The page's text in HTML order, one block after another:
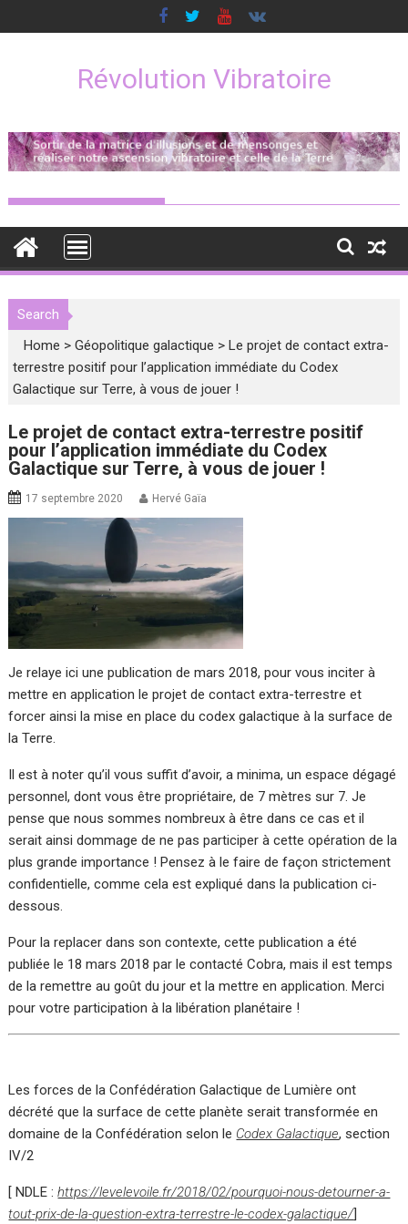
to
Révolution Vibratoire
Search
Home >Géopolitique galactique >Le projet de contact extra-
terrestre positif pour l’application immédiate du Codex
Galactique sur Terre, à vous de jouer !
Le projet de contact extra-terrestre positif
pour l’application immédiate du Codex
Galactique sur Terre, à vous de jouer !
17 septembre 2020 Hervé Gaïa
Je relaye ici une publication de mars 2018, pour vous inciter à
mettre en application le projet de contact extra-terrestre et
forcer ainsi la mise en place du codex galactique à la surface de
la Terre.
Il est à noter qu’il vous suffit d’avoir, a minima, un espace dégagé
personnel, dont vous être propriétaire, de 7 mètres sur 7. Je
pense que nous sommes nombreux à être dans ce cas et il
serait ainsi dommage de ne pas participer à cette opération de la
plus grande importance ! Pensez à le faire de façon strictement
confidentielle, comme cela est expliqué dans la publication ci-
dessous.
Pour la replacer dans son contexte, cette publication a été
publiée le 18 mars 2018 par le contacté Cobra, mais il est temps
de la remettre au goût du jour et la mettre en application. Merci
pour votre participation à la libération planétaire !
Les forces de la Confédération Galactique de Lumière ont
décrété que la surface de cette planète serait transformée en
domaine de la Confédération selon le Codex Galactique, section
IV/2
[ NDLE :https://levelevoile.fr/2018/02/pourquoi-nous-detourner-a-
tout-prix-de-la-question-extra-terrestre-le-codex-galactique/]